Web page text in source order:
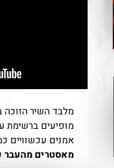
מלבד השיר הזוכה
מופיעים ברשימת
אמנים עכשוויים
מאסטרים מהעבר